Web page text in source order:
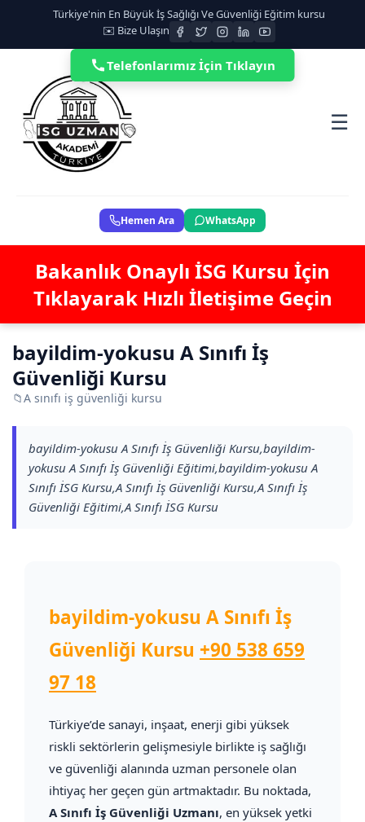
Türkiye'nin En Büyük İş Sağlığı Ve Güvenliği Eğitim kursu
✉️ Bize Ulaşın
☰
Hemen Ara WhatsApp
Bakanlık Onaylı İSG Kursu İçin
Tıklayarak Hızlı İletişime Geçin
bayildim-yokusu A Sınıfı İş
Güvenliği Kursu
📁A sınıfı iş güvenliği kursu
bayildim-yokusu A Sınıfı İş Güvenliği Kursu,bayildim-
yokusu A Sınıfı İş Güvenliği Eğitimi,bayildim-yokusu A
Sınıfı İSG Kursu,A Sınıfı İş Güvenliği Kursu,A Sınıfı İş
Güvenliği Eğitimi,A Sınıfı İSG Kursu
bayildim-yokusu A Sınıfı İş
Güvenliği Kursu +90 538 659
97 18
Türkiye’de sanayi, inşaat, enerji gibi yüksek
riskli sektörlerin gelişmesiyle birlikte iş sağlığı
ve güvenliği alanında uzman personele olan
ihtiyaç her geçen gün artmaktadır. Bu noktada,
A Sınıfı İş Güvenliği Uzmanı, en yüksek yetki
Telefonlarımız İçin Tıklayın